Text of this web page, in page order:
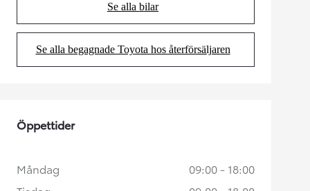
Se alla bilar
(Opens in new tab)
Se alla begagnade Toyota hos återförsäljaren
(Opens in new tab)
Öppettider
Måndag
09:00 - 18:00